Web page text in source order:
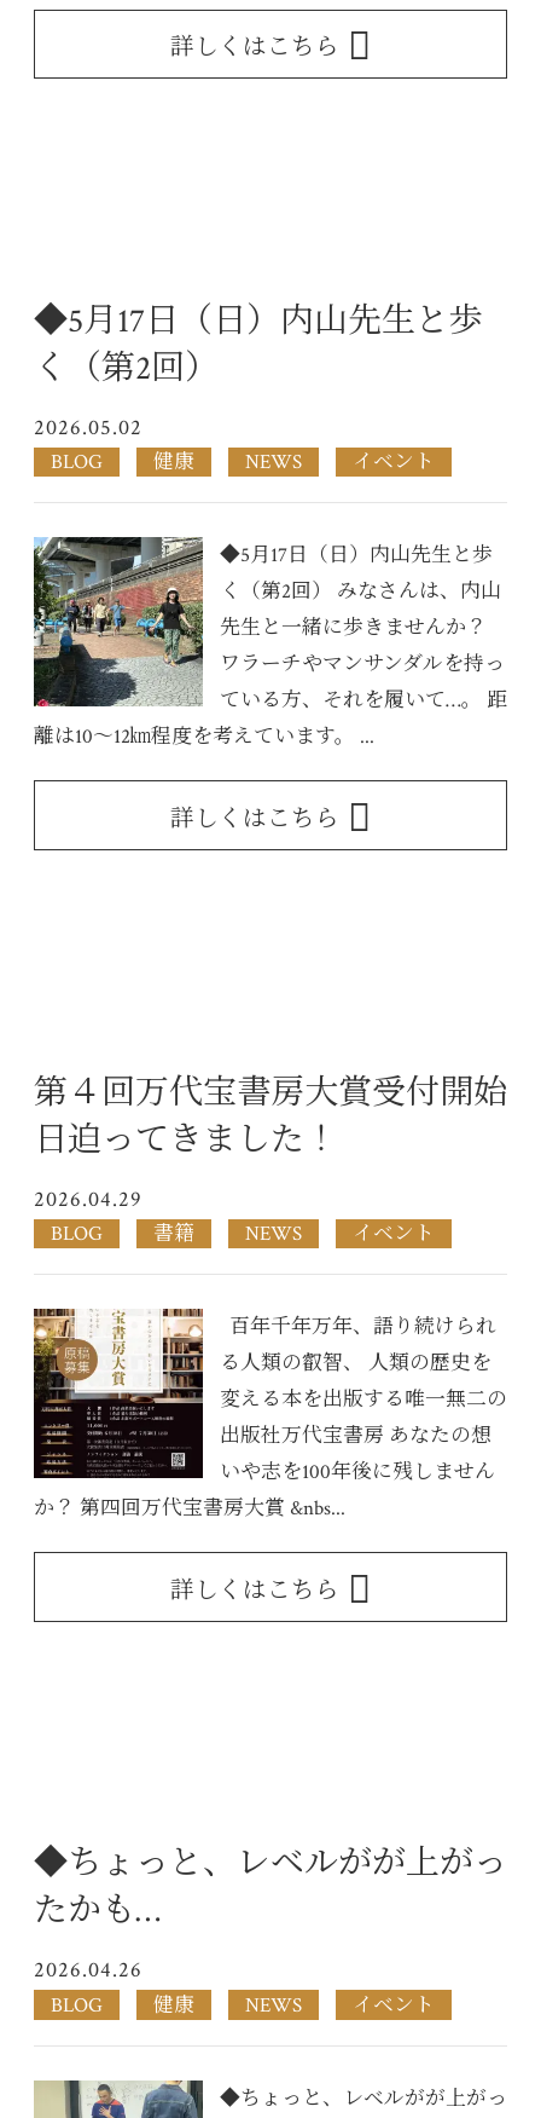
詳しくはこちら
◆5月17日（日）内山先生と歩
く（第2回）
2026.05.02
BLOG 健康 NEWS イベント
◆5月17日（日）内山先生と歩
く（第2回） みなさんは、内山
先生と一緒に歩きませんか？
ワラーチやマンサンダルを持っ
ている方、それを履いて…。 距
離は10～12㎞程度を考えています。 ...
詳しくはこちら
第４回万代宝書房大賞受付開始
日迫ってきました！
2026.04.29
BLOG 書籍 NEWS イベント
百年千年万年、語り続けられ
る人類の叡智、 人類の歴史を
変える本を出版する唯一無二の
出版社万代宝書房 あなたの想
いや志を100年後に残しません
か？ 第四回万代宝書房大賞 &nbs...
詳しくはこちら
◆ちょっと、レベルがが上がっ
たかも…
2026.04.26
BLOG 健康 NEWS イベント
◆ちょっと、レベルがが上がっ